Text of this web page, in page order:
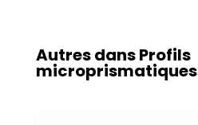
Autres dansProfils
microprismatiques